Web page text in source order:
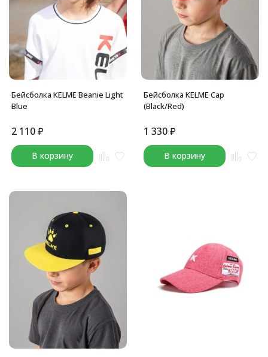
Бейсболка KELME Beanie Light
Blue
2 110₽
В корзину
Бейсболка KELME Cap
(Black/Red)
1 330₽
В корзину